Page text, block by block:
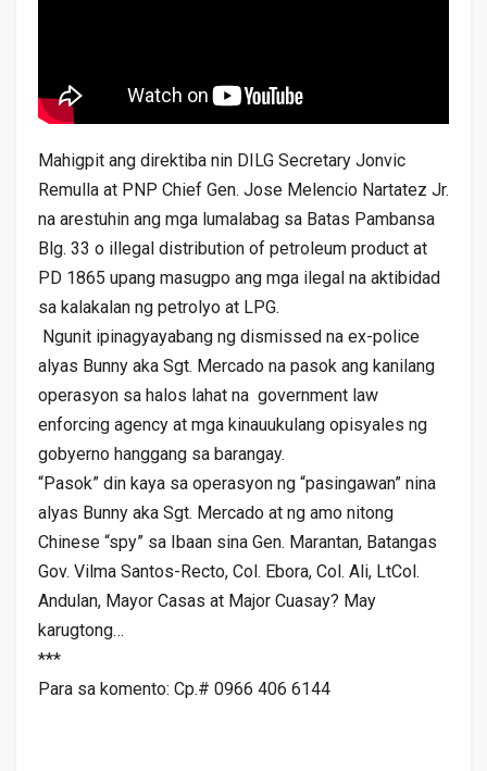
Mahigpit ang direktiba nin DILG Secretary Jonvic
Remulla at PNP Chief Gen. Jose Melencio Nartatez Jr.
na arestuhin ang mga lumalabag sa Batas Pambansa
Blg. 33 o illegal distribution of petroleum product at
PD 1865 upang masugpo ang mga ilegal na aktibidad
sa kalakalan ng petrolyo at LPG.
Ngunit ipinagyayabang ng dismissed na ex-police
alyas Bunny aka Sgt. Mercado na pasok ang kanilang
operasyon sa halos lahat na government law
enforcing agency at mga kinauukulang opisyales ng
gobyerno hanggang sa barangay.
“Pasok” din kaya sa operasyon ng “pasingawan” nina
alyas Bunny aka Sgt. Mercado at ng amo nitong
Chinese “spy” sa Ibaan sina Gen. Marantan, Batangas
Gov. Vilma Santos-Recto, Col. Ebora, Col. Ali, LtCol.
Andulan, Mayor Casas at Major Cuasay? May
karugtong…
***
Para sa komento: Cp.# 0966 406 6144